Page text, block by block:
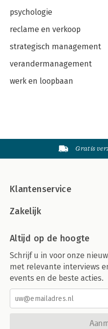
psychologie
reclame en verkoop
strategisch management
verandermanagement
werk en loopbaan
Gratis
Klantenservice
Zakelijk
Altijd op de hoogte
Schrijf u in voor onze
met relevante interviews
events en de beste acties.